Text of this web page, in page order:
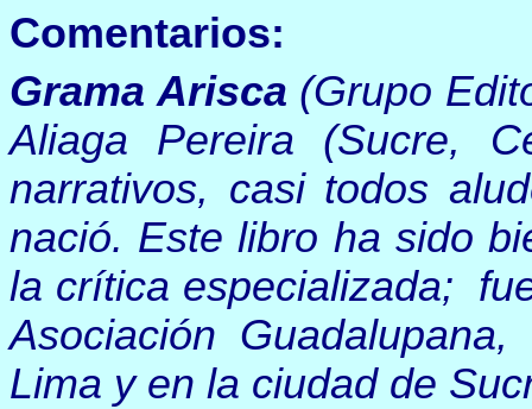
Comentarios:
Grama Arisca (Grupo
Aliaga Pereira (Sucre,
narrativos, casi todos
nació. Este libro ha sido
la crítica especializada;
Asociación
Lima y en la ciudad de